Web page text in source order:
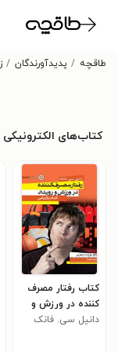
طاقچه پدیدآورندگان
کتاب‌های الکترونیکی
کتاب رفتار مصرف
کننده در ورزش و
رویداد؛ اقدام
دانیل سی. فانک